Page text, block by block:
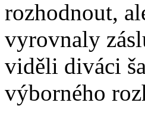
rozhodnout,
vyrovnaly
viděli diváci
výborného